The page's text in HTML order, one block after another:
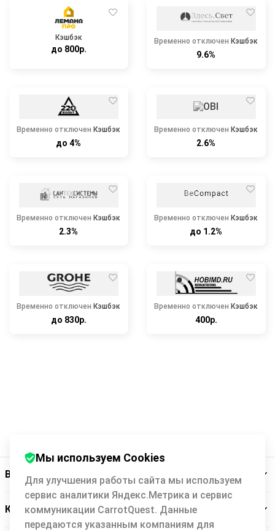
Кэшбэк
до 800р.
Временно отключен Кэшбэк
9.6%
Временно отключен Кэшбэк
до 4%
Временно отключен Кэшбэк
2.6%
Временно отключен Кэшбэк
2.3%
Временно отключен Кэшбэк
до 1.2%
Временно отключен Кэшбэк
до 830р.
Временно отключен Кэшбэк
400р.
Backit
Кэшбэк-сервис
Мы используем Cookies
Для улучшения работы сайта мы используем
сервис аналитики Яндекс.Метрика и сервис
коммуникации CarrotQuest. Данные
передаются указанным компаниям для